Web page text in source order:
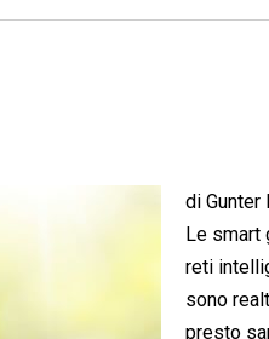
di Gunter
Le smart
reti
sono
presto